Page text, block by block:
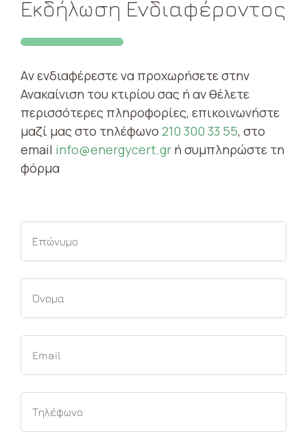
Εκδήλωση Ενδιαφέροντος
Aν ενδιαφέρεστε να προχωρήσετε στην
Ανακαίνιση του κτιρίου σας ή αν θέλετε
περισσότερες πληροφορίες, επικοινωνήστε
μαζί μας στο τηλέφωνο 210 300 33 55, στο
email info@energycert.gr ή συμπληρώστε τη
φόρμα